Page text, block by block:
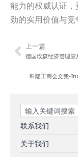
能力的权威认证
劲的实用价值与竞
Prev
上一篇
德国埃森经济管理
科隆工商会文凭-
Search
联系我们
关于我们